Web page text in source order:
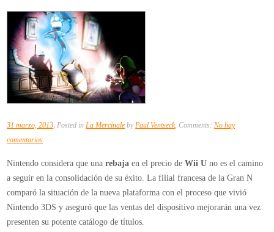
31 marzo, 2013, Posted inLa Mercinale byPaul Ventseck, Comments:No hay
comentariosen
insiste
en
que
la
rebaja
Nintendo considera que unarebaja en el precio deWii U no es el camino
a seguir en la consolidación de su éxito. La filial francesa de la Gran N
comparó la situación de la nueva plataforma con el proceso que vivió
Nintendo 3DS y aseguró que las ventas del dispositivo mejorarán una vez
presenten su potente catálogo de títulos.